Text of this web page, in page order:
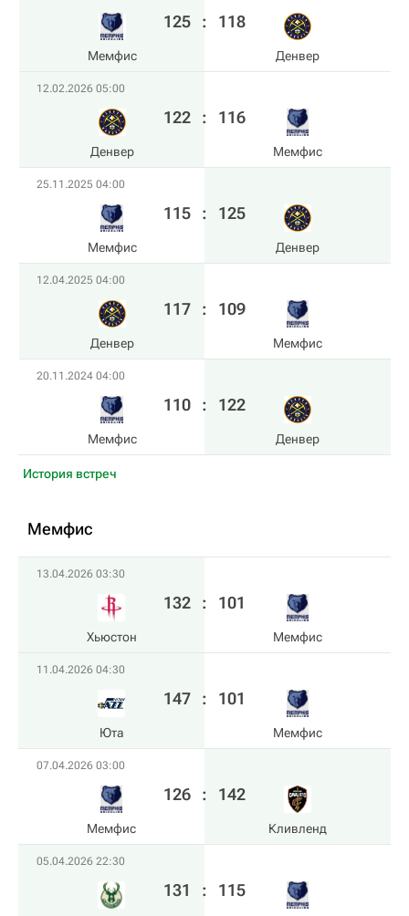
Мемфис
125 : 118
Денвер
12.02.2026 05:00
Денвер
122 : 116
Мемфис
25.11.2025 04:00
Мемфис
115 : 125
Денвер
12.04.2025 04:00
Денвер
117 : 109
Мемфис
20.11.2024 04:00
Мемфис
110 : 122
Денвер
История встреч
Мемфис
13.04.2026 03:30
Хьюстон
132 : 101
Мемфис
11.04.2026 04:30
Юта
147 : 101
Мемфис
07.04.2026 03:00
Мемфис
126 : 142
Кливленд
05.04.2026 22:30
131 : 115